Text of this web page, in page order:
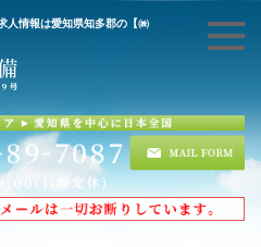
人情報は愛知県知多郡の【㈱